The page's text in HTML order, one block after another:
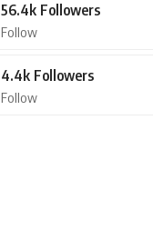
56.4k Followers
Follow
4.4k Followers
Follow